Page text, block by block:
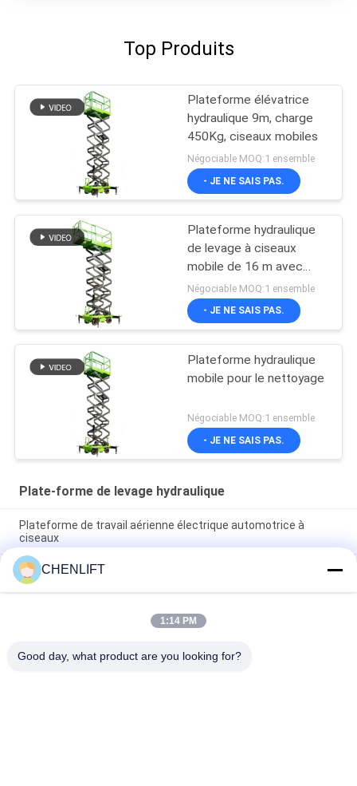
Top Produits
Plateforme élévatrice
hydraulique 9m, charge
450Kg, ciseaux mobiles
Négociable MOQ:1 ensemble
- JE NE SAIS PAS.
Plateforme hydraulique
de levage à ciseaux
mobile de 16 m avec
plateforme d'extension
Négociable MOQ:1 ensemble
- JE NE SAIS PAS.
Plateforme hydraulique
mobile pour le nettoyage
Négociable MOQ:1 ensemble
- JE NE SAIS PAS.
Plate-forme de levage hydraulique
Plateforme de travail aérienne électrique automotrice à
ciseaux
Plateforme hydraulique de 10 m élévateur électrique à
ciseaux autopropulsé avec plateforme d'extension 450 kg de
charge
Plateforme de levage hydraulique de 10 mètres Plateforme de
CHENLIFT
1:14 PM
Good day, what product are you looking for?